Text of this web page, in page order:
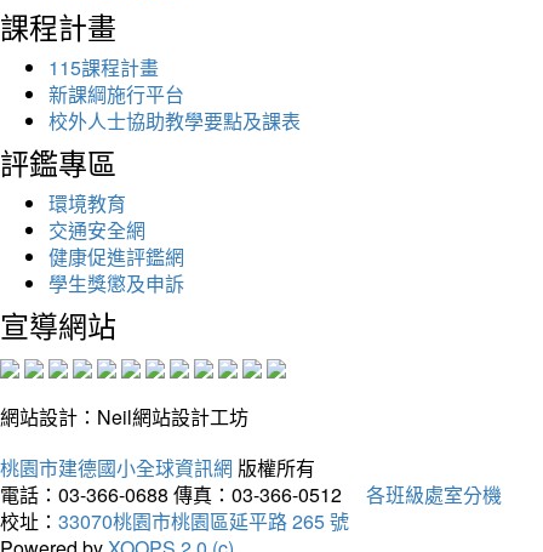
課程計畫
115課程計畫
新課綱施行平台
校外人士協助教學要點及課表
評鑑專區
環境教育
交通安全網
健康促進評鑑網
學生獎懲及申訴
宣導網站
網站設計：Neil網站設計工坊
桃園市建德國小全球資訊網 版權所有
電話：03-366-0688 傳真：03-366-0512
各班級處室分機
校址： 33070桃園市桃園區延平路 265 號